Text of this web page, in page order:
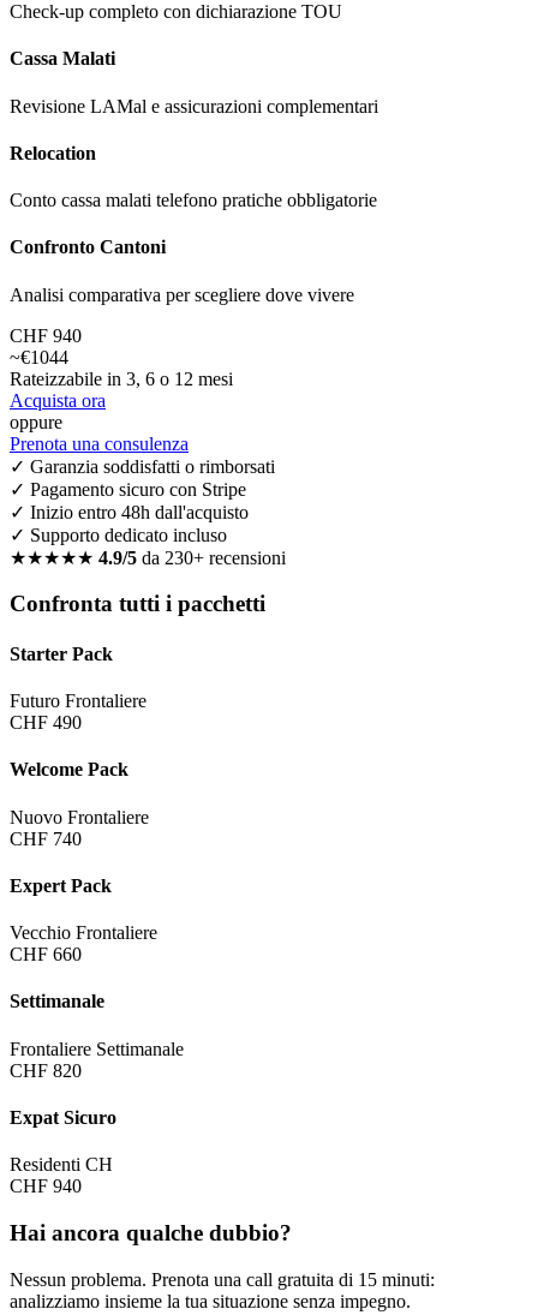
Check-up completo con dichiarazione TOU
Cassa Malati
Revisione LAMal e assicurazioni complementari
Relocation
Conto cassa malati telefono pratiche obbligatorie
Confronto Cantoni
Analisi comparativa per scegliere dove vivere
CHF 940
~€1044
Rateizzabile in 3, 6 o 12 mesi
Acquista ora
oppure
Prenota una consulenza
✓ Garanzia soddisfatti o rimborsati
✓ Pagamento sicuro con Stripe
✓ Inizio entro 48h dall'acquisto
✓ Supporto dedicato incluso
★★★★★ 4.9/5 da 230+ recensioni
Confronta tutti i pacchetti
Starter Pack
Futuro Frontaliere
CHF 490
Welcome Pack
Nuovo Frontaliere
CHF 740
Expert Pack
Vecchio Frontaliere
CHF 660
Settimanale
Frontaliere Settimanale
CHF 820
Expat Sicuro
Residenti CH
CHF 940
Hai ancora qualche dubbio?
Nessun problema. Prenota una call gratuita di 15 minuti:
analizziamo insieme la tua situazione senza impegno.